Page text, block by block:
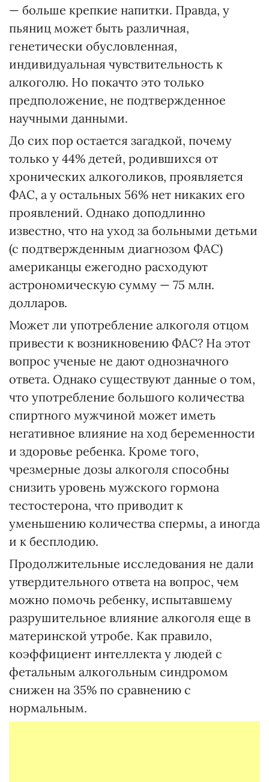
— больше крепкие напитки. Правда, у
пьяниц может быть различная,
генетически обусловленная,
индивидуальная чувствительность к
алкоголю. Но покачто это только
предположение, не подтвержденное
научными данными.
До сих пор остается загадкой, почему
только у 44% детей, родившихся от
хронических алкоголиков, проявляется
ФАС, а у остальных 56% нет никаких его
проявлений. Однако доподлинно
известно, что на уход за больными детьми
(с подтвержденным диагнозом ФАС)
американцы ежегодно расходуют
астрономическую сумму — 75 млн.
долларов.
Может ли употребление алкоголя отцом
привести к возникновению ФАС? На этот
вопрос ученые не дают однозначного
ответа. Однако существуют данные о том,
что употребление большого количества
спиртного мужчиной может иметь
негативное влияние на ход беременности
и здоровье ребенка. Кроме того,
чрезмерные дозы алкоголя способны
снизить уровень мужского гормона
тестостерона, что приводит к
уменьшению количества спермы, а иногда
и к бесплодию.
Продолжительные исследования не дали
утвердительного ответа на вопрос, чем
можно помочь ребенку, испытавшему
разрушительное влияние алкоголя еще в
материнской утробе. Как правило,
коэффициент интеллекта у людей с
фетальным алкогольным синдромом
снижен на 35% по сравнению с
нормальным.